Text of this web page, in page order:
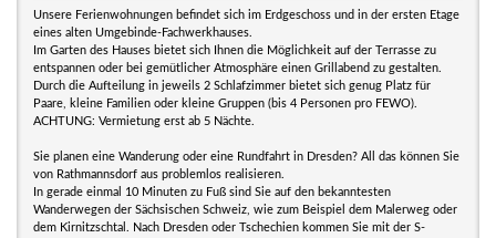
Unsere Ferienwohnungen befindet sich im Erdgeschoss und in der ersten Etage
eines alten Umgebinde-Fachwerkhauses.
Im Garten des Hauses bietet sich Ihnen die Möglichkeit auf der Terrasse zu
entspannen oder bei gemütlicher Atmosphäre einen Grillabend zu gestalten.
Durch die Aufteilung in jeweils 2 Schlafzimmer bietet sich genug Platz für
Paare, kleine Familien oder kleine Gruppen (bis 4 Personen pro FEWO).
ACHTUNG: Vermietung erst ab 5 Nächte.
Sie planen eine Wanderung oder eine Rundfahrt in Dresden? All das können Sie
von Rathmannsdorf aus problemlos realisieren.
In gerade einmal 10 Minuten zu Fuß sind Sie auf den bekanntesten
Wanderwegen der Sächsischen Schweiz, wie zum Beispiel dem Malerweg oder
dem Kirnitzschtal. Nach Dresden oder Tschechien kommen Sie mit der S-